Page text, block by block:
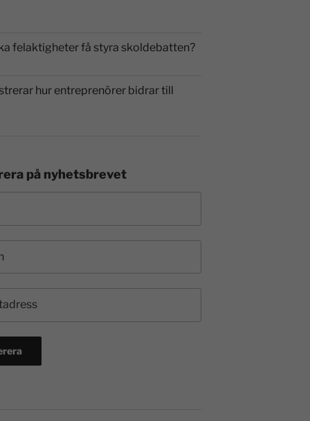
felaktigheter få styra skoldebatten?
hur entreprenörer bidrar till
på nyhetsbrevet